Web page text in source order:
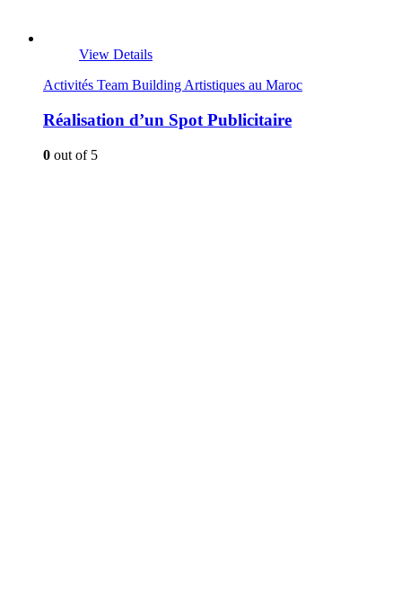
View Details
Activités Team Building Artistiques au Maroc
Réalisation d’un Spot Publicitaire
0 out of 5